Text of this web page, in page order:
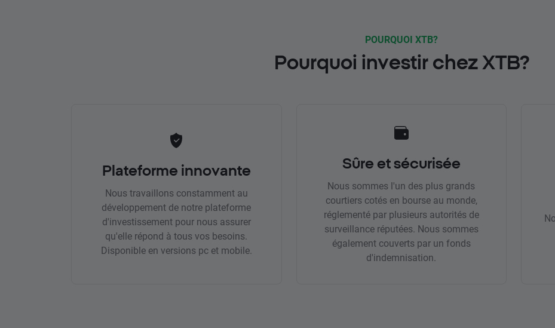
POURQUOI XTB?
Pourquoi investir chez XTB?
Plateforme innovante
Nous travaillons constamment au
développement de notre plateforme
d'investissement pour nous assurer
qu'elle répond à tous vos besoins.
Disponible en versions pc et mobile.
Sûre et sécurisée
Nous sommes l'un des plus grands
courtiers cotés en bourse au monde,
réglementé par plusieurs autorités de
surveillance réputées. Nous sommes
également couverts par un fonds
d'indemnisation.